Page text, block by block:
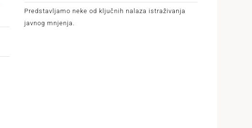
Predstavljamo neke od ključnih nalaza istraživanja
javnog mnjenja.